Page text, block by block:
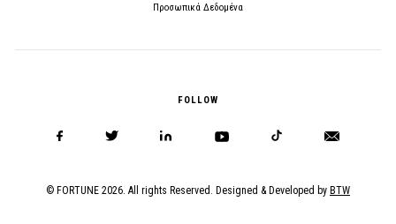
Προσωπικά Δεδομένα
FOLLOW
© FORTUNE 2026. All rights Reserved. Designed & Developed by BTW